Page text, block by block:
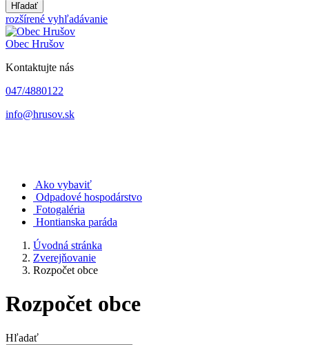
Hľadať
rozšírené vyhľadávanie
Obec Hrušov
Kontaktujte nás
047/4880122
info@hrusov.sk
Ako vybaviť
Odpadové hospodárstvo
Fotogaléria
Hontianska paráda
Úvodná stránka
Zverejňovanie
Rozpočet obce
Rozpočet obce
Hľadať